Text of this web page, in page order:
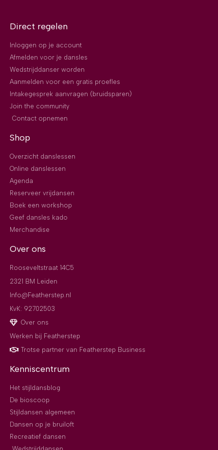
Direct regelen
Inloggen op je account
Afmelden voor je dansles
Wedstrijddanser worden
Aanmelden voor een gratis proefles
Intakegesprek aanvragen (bruidsparen)
Join the community
Contact opnemen
Shop
Overzicht danslessen
Online danslessen
Agenda
Reserveer vrijdansen
Boek een workshop
Geef dansles kado
Merchandise
Over ons
Rooseveltstraat 14C5
2321 BM Leiden
Info@Featherstep.nl
KvK: 92702503
Over ons
Werken bij Featherstep
Trotse partner van Featherstep Business
Kenniscentrum
Het stijldansblog
De bioscoop
Stijldansen algemeen
Dansen op je bruiloft
Recreatief dansen